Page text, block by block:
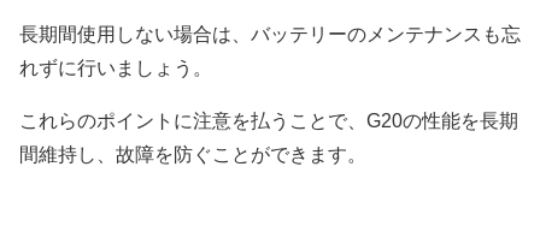
長期間使用しない場合は、バッテリーのメンテナンスも忘
れずに行いましょう。
これらのポイントに注意を払うことで、G20の性能を長期
間維持し、故障を防ぐことができます。